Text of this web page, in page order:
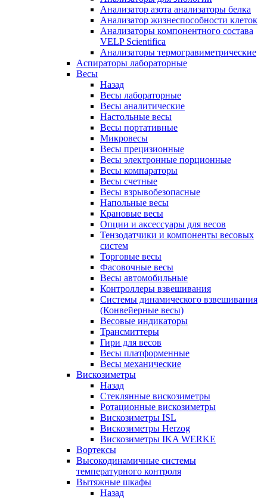
Анализатор азота анализаторы белка
Анализатор жизнеспособности клеток
Анализаторы компонентного состава
VELP Scientifica
Анализаторы термогравиметрические
Аспираторы лабораторные
Весы
Назад
Весы лабораторные
Весы аналитические
Настольные весы
Весы портативные
Микровесы
Весы прецизионные
Весы электронные порционные
Весы компараторы
Весы счетные
Весы взрывобезопасные
Напольные весы
Крановые весы
Опции и аксессуары для весов
Тензодатчики и компоненты весовых
систем
Торговые весы
Фасовочные весы
Весы автомобильные
Контроллеры взвешивания
Системы динамического взвешивания
(Конвейерные весы)
Весовые индикаторы
Трансмиттеры
Гири для весов
Весы платформенные
Весы механические
Вискозиметры
Назад
Стеклянные вискозиметры
Ротационные вискозиметры
Вискозиметры ISL
Вискозиметры Herzog
Вискозиметры IKA WERKE
Вортексы
Высокодинамичные системы
температурного контроля
Вытяжные шкафы
Назад